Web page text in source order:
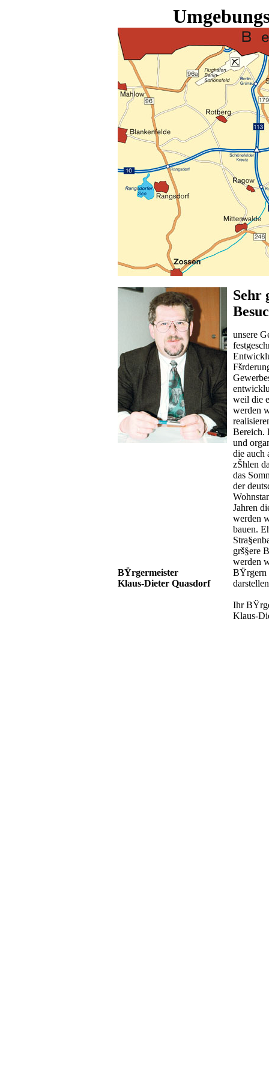
Sehr
unsere
weil die
werden
Bereich.
und
die auch
zŠhlen
das
der
Jahren
werden
bauen.
grš§ere
werden
BŸrgern
Ihr
Klaus-
BŸrgermeister
Klaus-Dieter Quasdorf